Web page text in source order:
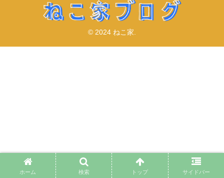
© 2024 ねこ家.
ホーム 検索 トップ サイドバー